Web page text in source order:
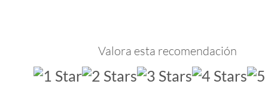
Valora esta recomendación